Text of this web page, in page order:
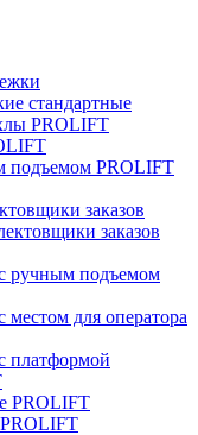
стандартные
PROLIFT
подъемом PROLIFT
заказов
заказов
ручным подъемом
для оператора
платформой
PROLIFT